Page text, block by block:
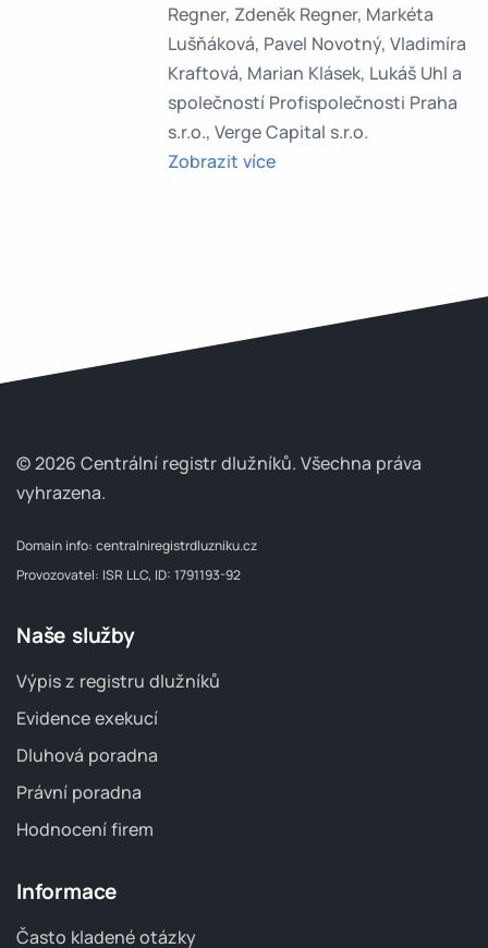
Regner, Zdeněk Regner, Markéta
Lušňáková, Pavel Novotný, Vladimíra
Kraftová, Marian Klásek, Lukáš Uhl a
společností Profispolečnosti Praha
s.r.o., Verge Capital s.r.o.
Zobrazit více
© 2026 Centrální registr dlužníků. Všechna práva
vyhrazena.
Domain info: centralniregistrdluzniku.cz
Provozovatel: ISR LLC, ID: 1791193-92
Naše služby
Výpis z registru dlužníků
Evidence exekucí
Dluhová poradna
Právní poradna
Hodnocení firem
Informace
Často kladené otázky